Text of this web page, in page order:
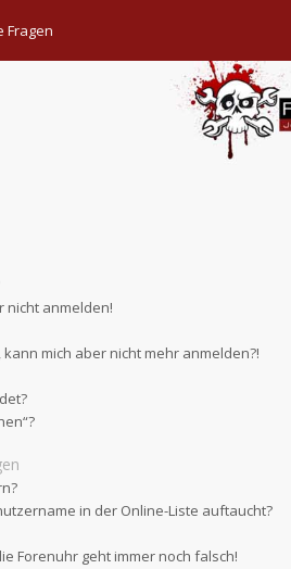
Fragen
nicht anmelden!
mich aber nicht mehr anmelden?!
in der Online-Liste auftaucht?
Forenuhr geht immer noch falsch!